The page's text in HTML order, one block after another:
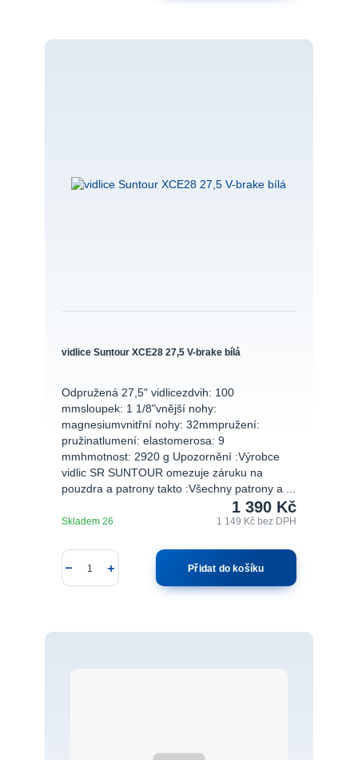
vidlice Suntour XCE28 27,5 V-brake bílá
Odpružená 27,5" vidlicezdvih: 100
mmsloupek: 1 1/8"vnější nohy:
magnesiumvnitřní nohy: 32mmpružení:
pružinatlumení: elastomerosa: 9
mmhmotnost: 2920 g Upozornění :Výrobce
vidlic SR SUNTOUR omezuje záruku na
pouzdra a patrony takto :Všechny patrony a ...
1 390 Kč
1 149 Kč bez DPH
Skladem 26
Přidat do košíku